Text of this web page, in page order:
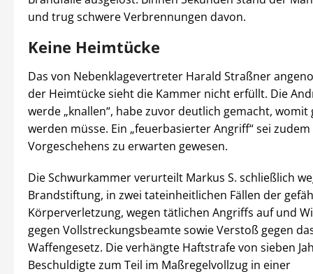
und trug schwere Verbrennungen davon.
Keine Heimtücke
Das von Nebenklagevertreter Harald Straßner
der Heimtücke sieht die Kammer nicht erfüllt. Die
werde „knallen“, habe zuvor deutlich gemacht, womit
werden müsse. Ein „feuerbasierter Angriff“ sei
Vorgeschehens zu erwarten gewesen.
Die Schwurkammer verurteilt Markus S. schließlich
Brandstiftung, in zwei tateinheitlichen Fällen der
Körperverletzung, wegen tätlichen Angriffs auf und
gegen Vollstreckungsbeamte sowie Verstoß gegen
Waffengesetz. Die verhängte Haftstrafe von sieben
Beschuldigte zum Teil im Maßregelvollzug in einer